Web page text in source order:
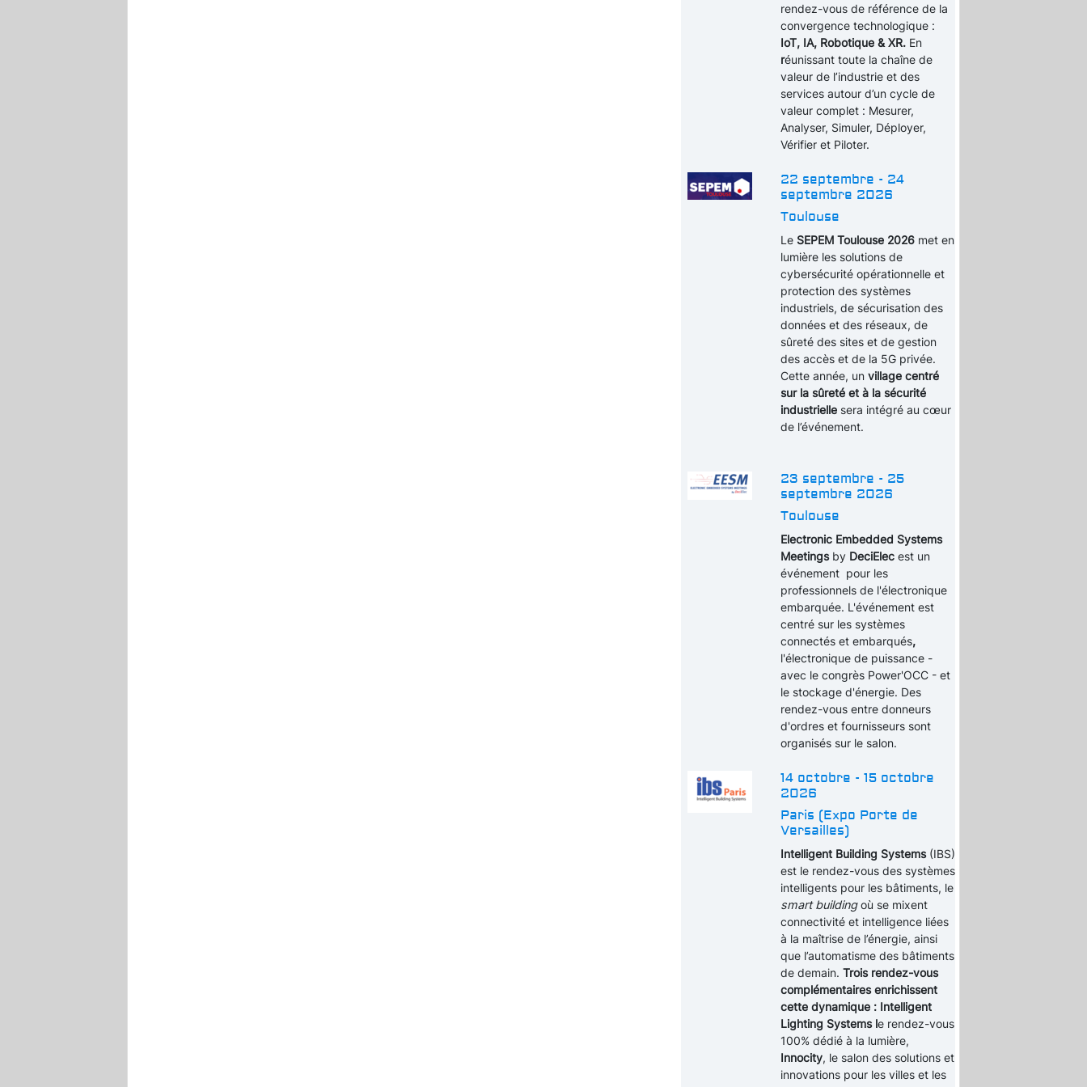
rendez-vous de référence de la
convergence technologique :
IoT, IA, Robotique & XR. En
réunissant toute la chaîne de
valeur de l’industrie et des
services autour d’un cycle de
valeur complet : Mesurer,
Analyser, Simuler, Déployer,
Vérifier et Piloter.
22 septembre - 24
septembre 2026
Toulouse
Le SEPEM Toulouse 2026met en
lumière les solutions de
cybersécurité opérationnelle et
protection des systèmes
industriels, de sécurisation des
données et des réseaux, de
sûreté des sites et de gestion
des accès et de la 5G privée.
Cette année, un village centré
sur la sûreté et à la sécurité
industriellesera intégré au cœur
de l’événement.
23 septembre - 25
septembre 2026
Toulouse
Electronic Embedded Systems
Meetingsby DeciElec est un
événement pour les
professionnels de l'électronique
embarquée. L'événement est
centré sur les systèmes
connectés et embarqués,
l'électronique de puissance -
avec le congrès Power'OCC - et
le stockage d'énergie. Des
rendez-vous entre donneurs
d'ordres et fournisseurs sont
organisés sur le salon.
14 octobre - 15 octobre
2026
Paris (Expo Porte de
Versailles)
Intelligent Building Systems(IBS)
est le rendez-vous des systèmes
intelligents pour les bâtiments, le
smart buildingoù se mixent
connectivité et intelligence liées
à la maîtrise de l’énergie, ainsi
que l’automatisme des bâtiments
de demain. Trois rendez-vous
complémentaires enrichissent
cette dynamique : Intelligent
Lighting Systems le rendez-vous
100% dédié à la lumière,
Innocity, le salon des solutions et
innovations pour les villes et les